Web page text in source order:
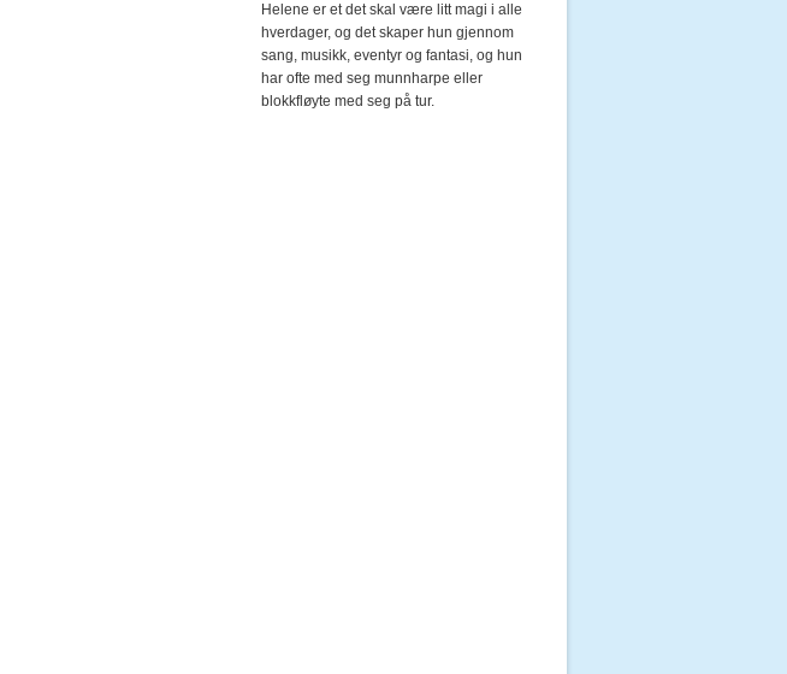
Helene er et det skal være litt magi i alle
hverdager, og det skaper hun gjennom
sang, musikk, eventyr og fantasi, og hun
har ofte med seg munnharpe eller
blokkfløyte med seg på tur.